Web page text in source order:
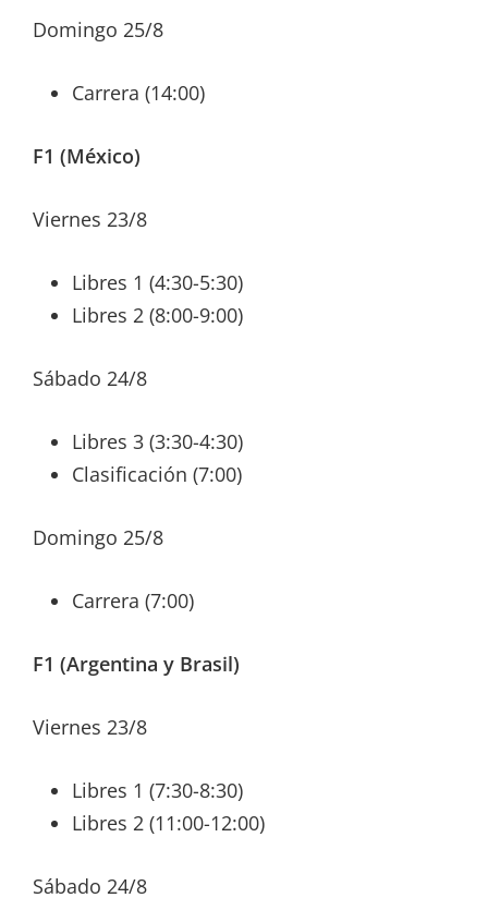
Domingo 25/8
Carrera (14:00)
F1 (México)
Viernes 23/8
Libres 1 (4:30-5:30)
Libres 2 (8:00-9:00)
Sábado 24/8
Libres 3 (3:30-4:30)
Clasificación (7:00)
Domingo 25/8
Carrera (7:00)
F1 (Argentina y Brasil)
Viernes 23/8
Libres 1 (7:30-8:30)
Libres 2 (11:00-12:00)
Sábado 24/8